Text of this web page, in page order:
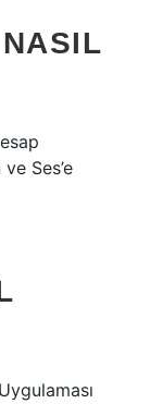
Ses’e